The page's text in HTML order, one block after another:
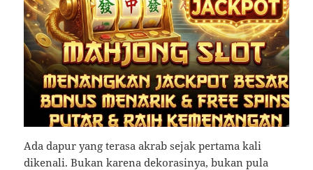
Ada dapur yang terasa akrab sejak pertama kali
dikenali. Bukan karena dekorasinya, bukan pula